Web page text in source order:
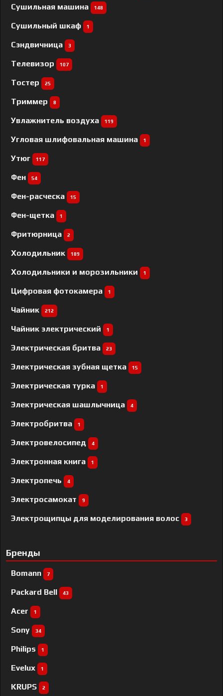
Сушильная машина 148
Сушильный шкаф 1
Сэндвичница 3
Телевизор 107
Тостер 25
Триммер 8
Увлажнитель воздуха 119
Угловая шлифовальная машина 1
Утюг 117
Фен 54
Фен-расческа 15
Фен-щетка 1
Фритюрница 2
Холодильник 189
Холодильники и морозильники 1
Цифровая фотокамера 1
Чайник 212
Чайник электрический 1
Электрическая бритва 23
Электрическая зубная щетка 15
Электрическая турка 1
Электрическая шашлычница 4
Электробритва 1
Электровелосипед 4
Электронная книга 1
Электропечь 4
Электросамокат 9
Электрощипцы для моделирования волос 3
Бренды
Bomann 7
Packard Bell 43
Acer 1
Sony 34
Philips 1
Evelux 1
KRUPS 2